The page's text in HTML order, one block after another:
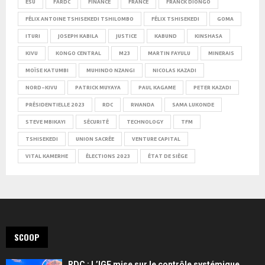
ESU FARDC FINANCE FRANCE FRANCK DIONGO
FÉLIX ANTOINE TSHISEKEDI TSHILOMBO FÉLIX TSHISEKEDI GOMA
ITURI JOSEPH KABILA JUSTICE KABUND KINSHASA
KIVU KONGO CENTRAL M23 MARTIN FAYULU MINERAIS
MOÏSE KATUMBI MUHINDO NZANGI NICOLAS KAZADI
NORD-KIVU PATRICK MUYAYA PAUL KAGAME PETER KAZADI
PRÉSIDENTIELLE 2023 RDC RWANDA SAMA LUKONDE
STEVE MBIKAYI SÉCURITÉ TECHNOLOGY TFM
TSHISEKEDI UNION SACRÉE VENTURE CAPITAL
VITAL KAMERHE ÉLECTIONS 2023 ÉTAT DE SIÈGE
SCOOP